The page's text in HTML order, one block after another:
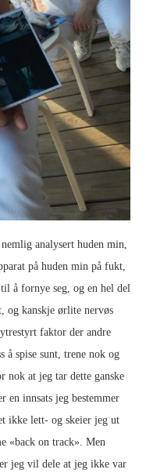
analysert huden min,
på huden min på fukt,
å fornye seg, og en hel del
og kanskje ørlite nervøs
faktor der andre
å spise sunt, trene nok og
nok at jeg tar dette ganske
en innsats jeg bestemmer
ikke lett- og skeier jeg ut
«back on track». Men
jeg vil dele at jeg ikke var